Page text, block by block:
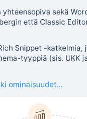
yhteensopiva sekä
että Classic
Snippet -katkelmia,
tyyppiä (sis. UKK
ominaisuudet...